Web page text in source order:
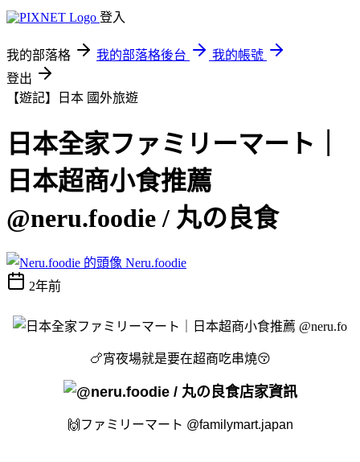
登入
我的部落格 我的部落格後台
我的帳號
登出
【遊記】日本 國外旅遊
日本全家ファミリーマート｜
日本超商小食推薦
@neru.foodie / 丸の良食
Neru.foodie
2年前
🍗宵夜場就是要在超商吃串燒😚
店家資訊
🙌 ファミリーマート @familymart.japan